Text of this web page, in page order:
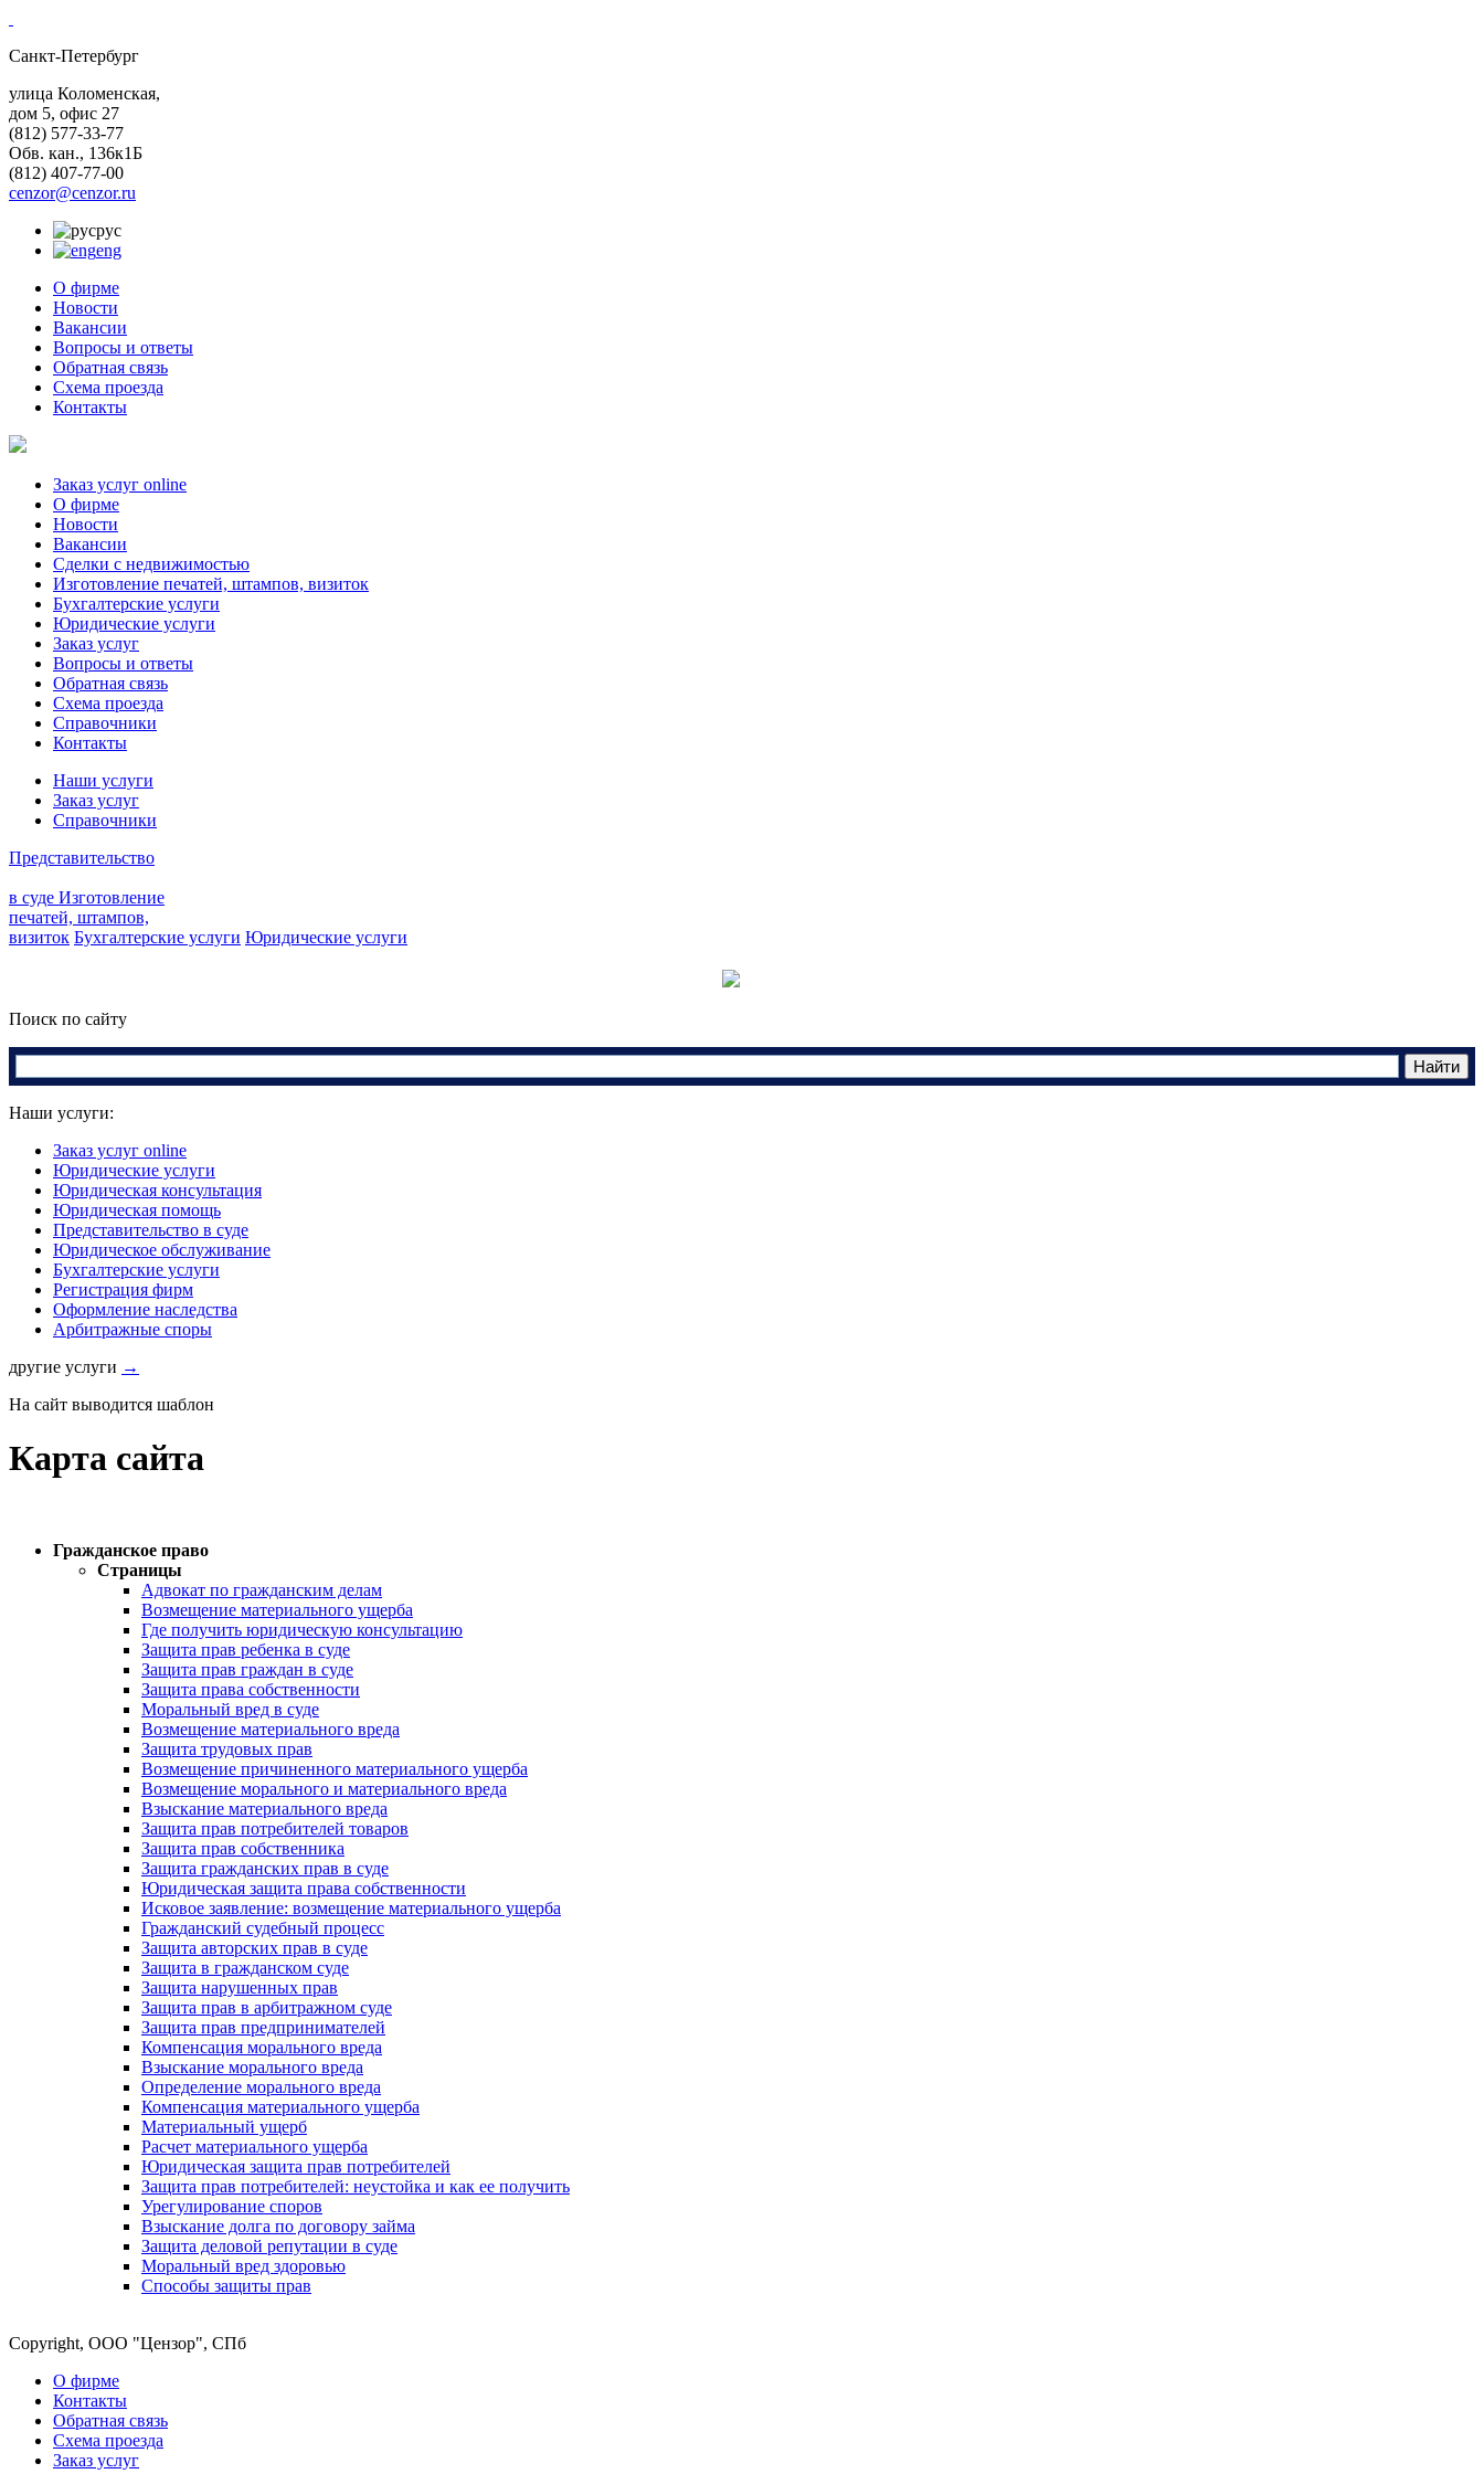
Санкт-Петербург
улица Коломенская,
дом 5, офис 27
(812) 577-33-77
Обв. кан., 136к1Б
(812) 407-77-00
cenzor@cenzor.ru
рус
eng
О фирме
Новости
Вакансии
Вопросы и ответы
Обратная связь
Схема проезда
Контакты
Заказ услуг online
О фирме
Новости
Вакансии
Сделки с недвижимостью
Изготовление печатей, штампов, визиток
Бухгалтерские услуги
Юридические услуги
Заказ услуг
Вопросы и ответы
Обратная связь
Схема проезда
Справочники
Контакты
Наши услуги
Заказ услуг
Справочники
Представительство
в суде Изготовление
печатей, штампов,
визиток Бухгалтерские услуги Юридические услуги
Поиск по сайту
Наши услуги:
Заказ услуг online
Юридические услуги
Юридическая консультация
Юридическая помощь
Представительство в суде
Юридическое обслуживание
Бухгалтерские услуги
Регистрация фирм
Оформление наследства
Арбитражные споры
другие услуги →
На сайт выводится шаблон
Карта сайта
Гражданское право
Страницы
Адвокат по гражданским делам
Возмещение материального ущерба
Где получить юридическую консультацию
Защита прав ребенка в суде
Защита прав граждан в суде
Защита права собственности
Моральный вред в суде
Возмещение материального вреда
Защита трудовых прав
Возмещение причиненного материального ущерба
Возмещение морального и материального вреда
Взыскание материального вреда
Защита прав потребителей товаров
Защита прав собственника
Защита гражданских прав в суде
Юридическая защита права собственности
Исковое заявление: возмещение материального ущерба
Гражданский судебный процесс
Защита авторских прав в суде
Защита в гражданском суде
Защита нарушенных прав
Защита прав в арбитражном суде
Защита прав предпринимателей
Компенсация морального вреда
Взыскание морального вреда
Определение морального вреда
Компенсация материального ущерба
Материальный ущерб
Расчет материального ущерба
Юридическая защита прав потребителей
Защита прав потребителей: неустойка и как ее получить
Урегулирование споров
Взыскание долга по договору займа
Защита деловой репутации в суде
Моральный вред здоровью
Способы защиты прав
Copyright, ООО "Цензор", СПб
О фирме
Контакты
Обратная связь
Схема проезда
Заказ услуг